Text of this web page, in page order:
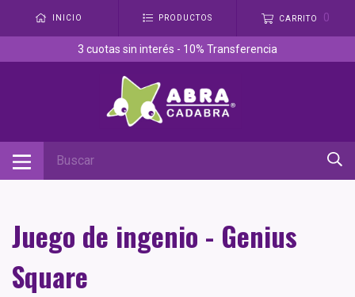
INICIO PRODUCTOS CARRITO 0
3 cuotas sin interés - 10% Transferencia
Juego de ingenio - Genius
Square